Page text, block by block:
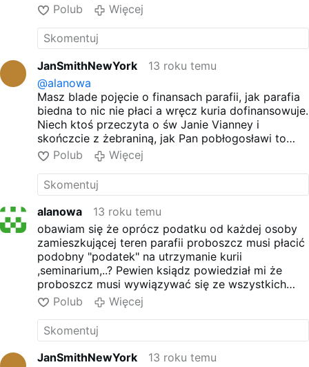
Polub
Więcej
JanSmithNewYork
13 roku temu
@alanowa
Masz blade pojęcie o finansach parafii, jak parafia
biedna to nic nie płaci a wręcz kuria dofinansowuje.
Niech ktoś przeczyta o św Janie Vianney i
skończcie z żebraniną, jak Pan pobłogosławi to
tłumy się ustawią. Ostatnio uczestniczyłem w
nabożeństwie o Daniela z Czachatowej -
przyjechało 5 tysięcy ludzi. Koszyki od składki
czubate przesypywali w siatki bo się nie mieściło.
«Starajcie się najpierw o królestwo Boże i Jego
sprawiedliwość, a to wszystko będzie wam
dodane» (Mt 6, 33)
Te słowa są prawdą !!!nie spotkałem
charyzmatycznego księdza aby tysiące nie
ciągnęły do niego, koszyki czubate jak była
składka. A nigdy o pieniądzach nic nie mówili.
Ale spotkałem też pasibrzuchów żebraków - piwko
i TV i żebranina z ambony i koszyki pustawe i w
ławkach też pusto.
Ku refleksji !!!
Polub Więcej
alanowa
13 roku temu
obawiam się że oprócz podatku od każdej osoby
zamieszkującej teren parafii proboszcz musi płacić
podobny "podatek" na utrzymanie kurii
,seminarium,..? Pewien ksiądz powiedział mi że
proboszcz musi wywiązywać się ze wszystkich
obowiązków tzn wpłacać "od ilości parafian" na
kurie ,na wszystkie zbiórki organizowane przez
kurię bez wzgledu na to czy parafia biedna czy
bogata. i jeżeli proboszczowi brakuje na te
"podatki" to znaczy ,ze się nie nadaje
Polub Więcej
JanSmithNewYork
13 roku temu